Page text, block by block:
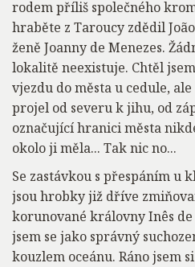
rodem příliš společného
hraběte z Taroucy zdědil
ženě Joanny de Menezes.
lokalitě neexistuje. Chtěl
vjezdu do města u cedule,
projel od severu k jihu, od
označující hranici města
okolo ji měla... Tak nic no...
Se zastávkou s přespáním u
jsou hrobky již dříve
korunované královny Inês
jsem se jako správný
kouzlem oceánu. Ráno jsem